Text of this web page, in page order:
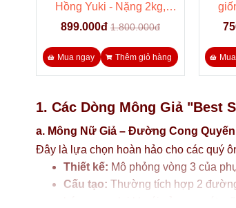
Hồng Yuki - Nặng 2kg,
Quan Hệ Sấp Ngửa 2 Lỗ
899.000đ 1.800.000đ
Mua ngay Thêm giỏ hàng
1. Các Dòng Mông Giả "Best
a. Mông Nữ Giả – Đường Cong
Đây là lựa chọn hoàn hảo cho các quý
Thiết kế: Mô phỏng vòng 3 của
Cấu tạo: Thường tích hợp 2
bóp, mang lại khoái cảm ma sát